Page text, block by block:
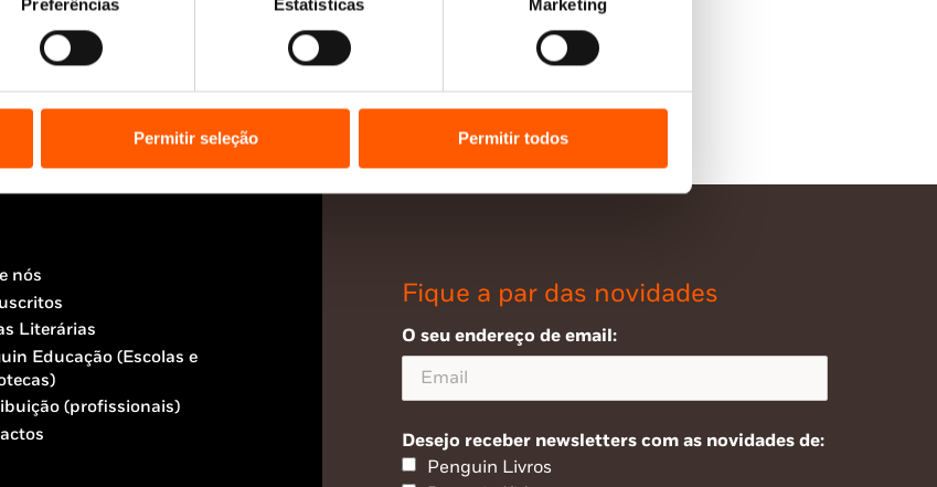
Preferências Estatísticas Marketing
Permitir seleção Permitir todos
nós
Literárias
Educação (Escolas e
(profissionais)
Fique a par das novidades
O seu endereço de email:
Desejo receber newsletters com as novidades de:
Penguin Livros